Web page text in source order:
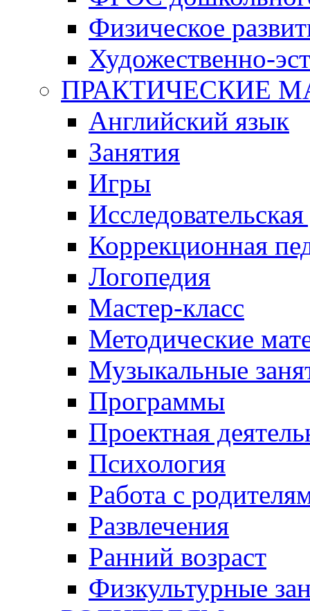
Физическое
Художественно-
ПРАКТИЧЕСКИЕ
Английский язык
Занятия
Игры
Коррекционная
Логопедия
Мастер-класс
Методические
Музыкальные
Программы
Проектная
Психология
Работа с
Развлечения
Ранний возраст
Физкультурные